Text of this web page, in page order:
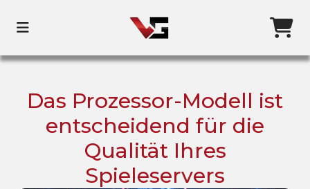
Das Prozessor-Modell ist
entscheidend für die
Qualität Ihres
Spieleservers